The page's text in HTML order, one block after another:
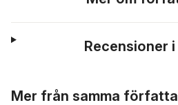
Recensioner i
Mer från samma